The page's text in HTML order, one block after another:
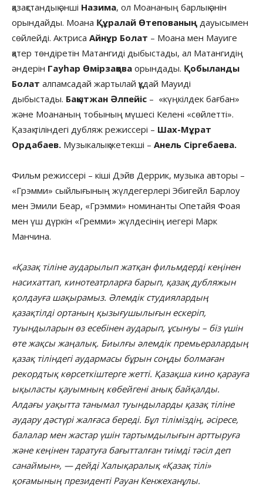
қазақстандық әнші Назима, ол Моананың барлық әнін
орындайды. Моана Құралай Өтепованың дауысымен
сөйлейді. Актриса Айнұр Болат – Моана мен Мауиге
қатер төндіретін Матангиді дыбыстады, ал Матангидің
әндерін Гауһар Өмірзақова орындады. Қобыланды
Болат алпамсадай жартылай құдай Мауиді
дыбыстады. Бақытжан Әлпейіс – «күңкілдек бағбан»
және Моананың тобының мүшесі Келені «сөйлетті».
Қазақ тіліндегі дубляж режиссері – Шах-Мұрат
Ордабаев. Музыкалық жетекші – Анель Сіргебаева.
Фильм режиссері – кіші Дэйв Деррик, музыка авторы –
«Грэмми» сыйлығының жүлдегерлері Эбигейл Барлоу
мен Эмили Беар, «Грэмми» номинанты Опетайя Фоая
мен үш дүркін «Гремми» жүлдесінің иегері Марк
Манчина.
«Қазақ тіліне аударылып жатқан фильмдерді кеңінен
насихаттап, кинотеатрларға барып, қазақ дубляжын
қолдауға шақырамыз. Әлемдік студиялардың
қазақтілді ортаның қызығушылығын ескеріп,
туындыларын өз есебінен аударып, ұсынуы – біз үшін
өте жақсы жаңалық. Биылғы әлемдік премьералардың
қазақ тіліндегі аудармасы бұрын соңды болмаған
рекордтық көрсеткіштерге жетті. Қазақша кино қарауға
ықыласты қауымның көбейгені анық байқалды.
Алдағы уақытта танымал туындыларды қазақ тіліне
аудару дәстүрі жалғаса береді. Бұл тіліміздің, әсіресе,
балалар мен жастар үшін тартымдылығын арттыруға
және кеңінен таратуға бағытталған тиімді тәсіл деп
санаймын», — дейді Халықаралық «Қазақ тілі»
қоғамының президенті Рауан Кенжеханұлы.